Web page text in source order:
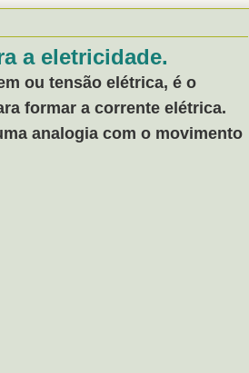
a eletricidade.
ou tensão elétrica, é o
formar a corrente elétrica.
analogia com o movimento